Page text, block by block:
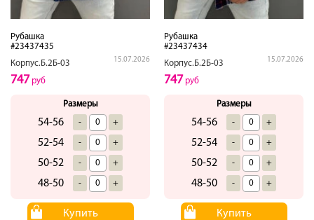
Рубашка
#23437435
Корпус.Б.2Б-03
15.07.2026
747 руб
Размеры
54-56 - +
52-54 - +
50-52 - +
48-50 - +
Купить
Рубашка
#23437434
Корпус.Б.2Б-03
15.07.2026
747 руб
Размеры
54-56 - +
52-54 - +
50-52 - +
48-50 - +
Купить